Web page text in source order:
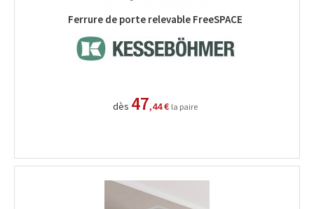
Ferrure de porte relevable FreeSPACE
dès 47,44 € la paire